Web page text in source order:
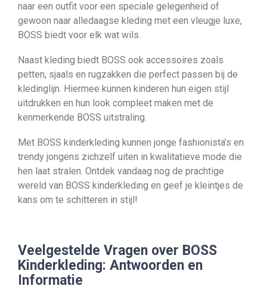
naar een outfit voor een speciale gelegenheid of
gewoon naar alledaagse kleding met een vleugje luxe,
BOSS biedt voor elk wat wils.
Naast kleding biedt BOSS ook accessoires zoals
petten, sjaals en rugzakken die perfect passen bij de
kledinglijn. Hiermee kunnen kinderen hun eigen stijl
uitdrukken en hun look compleet maken met de
kenmerkende BOSS uitstraling.
Met BOSS kinderkleding kunnen jonge fashionista’s en
trendy jongens zichzelf uiten in kwalitatieve mode die
hen laat stralen. Ontdek vandaag nog de prachtige
wereld van BOSS kinderkleding en geef je kleintjes de
kans om te schitteren in stijl!
Veelgestelde Vragen over BOSS
Kinderkleding: Antwoorden en
Informatie